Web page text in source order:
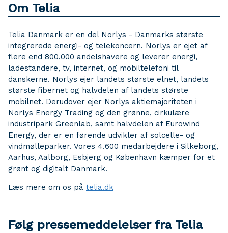
Om Telia
Telia Danmark er en del Norlys - Danmarks største
integrerede energi- og telekoncern. Norlys er ejet af
flere end 800.000 andelshavere og leverer energi,
ladestandere, tv, internet, og mobiltelefoni til
danskerne. Norlys ejer landets største elnet, landets
største fibernet og halvdelen af landets største
mobilnet. Derudover ejer Norlys aktiemajoriteten i
Norlys Energy Trading og den grønne, cirkulære
industripark Greenlab, samt halvdelen af Eurowind
Energy, der er en førende udvikler af solcelle- og
vindmølleparker. Vores 4.600 medarbejdere i Silkeborg,
Aarhus, Aalborg, Esbjerg og København kæmper for et
grønt og digitalt Danmark.
Læs mere om os på telia.dk
Følg pressemeddelelser fra Telia